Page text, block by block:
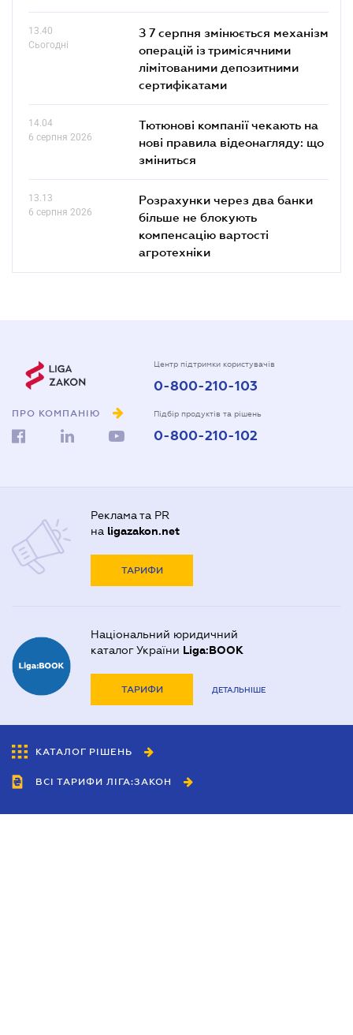
13.40
Сьогодні
З 7 серпня змінюється механізм
операцій із тримісячними
лімітованими депозитними
сертифікатами
14.04
6 серпня 2026
Тютюнові компанії чекають на
нові правила відеонагляду: що
зміниться
13.13
6 серпня 2026
Розрахунки через два банки
більше не блокують
компенсацію вартості
агротехніки
ПРО КОМПАНІЮ
Центр підтримки користувачів
0-800-210-103
Підбір продуктів та рішень
0-800-210-102
Реклама та PR
на ligazakon.net
ТАРИФИ
Національний юридичний
каталог України Liga:BOOK
ТАРИФИ ДЕТАЛЬНІШЕ
КАТАЛОГ РІШЕНЬ
ВСІ ТАРИФИ ЛІГА:ЗАКОН